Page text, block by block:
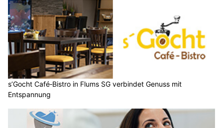
s’Gocht Café‑Bistro in Flums SG verbindet Genuss mit
Entspannung